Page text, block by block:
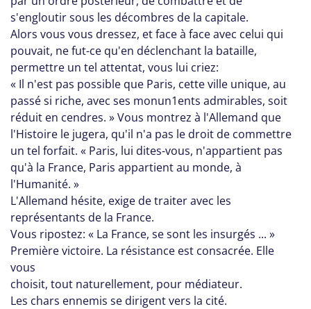
s'engloutir sous les décombres de la capitale.
Alors vous vous dressez, et face à face avec celui qui
pouvait, ne fut-ce qu'en déclenchant la bataille,
permettre un tel attentat, vous lui criez:
« Il n'est pas possible que Paris, cette ville unique, au
passé si riche, avec ses monun1ents admirables, soit
réduit en cendres. » Vous montrez à l'Allemand que
l'Histoire le jugera, qu'il n'a pas le droit de commettre
un tel forfait. « Paris, lui dites-vous, n'appartient pas
qu'à la France, Paris appartient au monde, à
l'Humanité. »
L'Allemand hésite, exige de traiter avec les
représentants de la France.
Vous ripostez: « La France, se sont les insurgés ... »
Première victoire. La résistance est consacrée. Elle
vous
choisit, tout naturellement, pour médiateur.
Les chars ennemis se dirigent vers la cité.